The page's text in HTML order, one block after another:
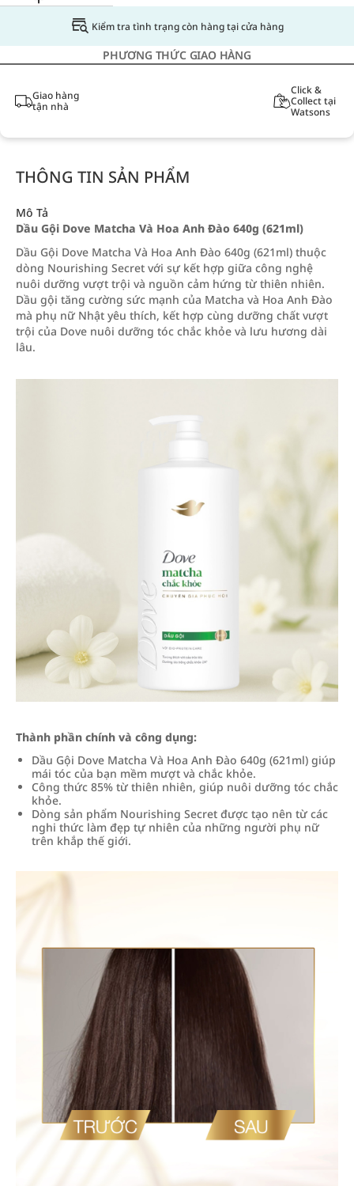
Kiểm tra tình trạng còn hàng tại cửa hàng
PHƯƠNG THỨC GIAO HÀNG
Giao hàng
tận nhà
Click &
Collect tại
Watsons
THÔNG TIN SẢN PHẨM
Mô Tả
Dầu Gội Dove Matcha Và Hoa Anh Đào 640g (621ml)
Dầu Gội Dove Matcha Và Hoa Anh Đào 640g (621ml) thuộc
dòng Nourishing Secret với sự kết hợp giữa công nghệ
nuôi dưỡng vượt trội và nguồn cảm hứng từ thiên nhiên.
Dầu gội tăng cường sức mạnh của Matcha và Hoa Anh Đào
mà phụ nữ Nhật yêu thích, kết hợp cùng dưỡng chất vượt
trội của Dove nuôi dưỡng tóc chắc khỏe và lưu hương dài
lâu.
Thành phần chính và công dụng:
Dầu Gội Dove Matcha Và Hoa Anh Đào 640g (621ml) giúp
mái tóc của bạn mềm mượt và chắc khỏe.
Công thức 85% từ thiên nhiên, giúp nuôi dưỡng tóc chắc
khỏe.
Dòng sản phẩm Nourishing Secret được tạo nên từ các
nghi thức làm đẹp tự nhiên của những người phụ nữ
trên khắp thế giới.